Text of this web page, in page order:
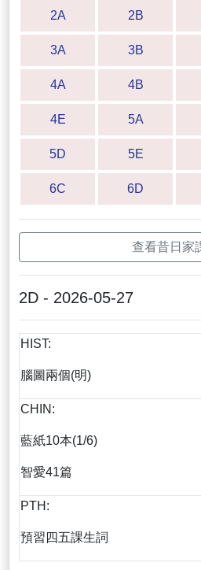
2A 2B
3A 3B
4A 4B
4E 5A
5D 5E
6C 6D
查看昔日家
2D - 2026-05-27
HIST:
腦圖兩個(明)
CHIN:
藍紙10本(1/6)
智愛41篇
PTH:
預習四五課生詞